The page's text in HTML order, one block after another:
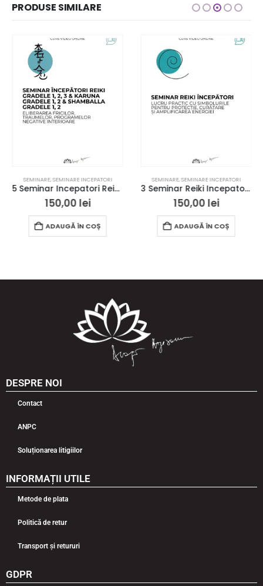
PRODUSE SIMILARE
SEMINARE,SEMINARE INCEPATORI
5 Seminar Incepatori Reiki Gradele 1, 2, 3 & Karuna Gradele 1, 2 & Shamballa Gradele 1, 2 – Bucuresti – acces online
150,00 lei
ADAUGĂ ÎN COȘ
SEMINARE,SEMINARE INCEPATORI
3 Seminar Reiki Incepatori – Bucuresti – acces online
150,00 lei
ADAUGĂ ÎN COȘ
DESPRE NOI
Contact
ANPC
Soluționarea litigiilor
INFORMAȚII UTILE
Metode de plata
Politică de retur
Transport și retururi
GDPR